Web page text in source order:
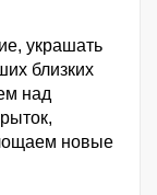
украшать
близких
над
новые